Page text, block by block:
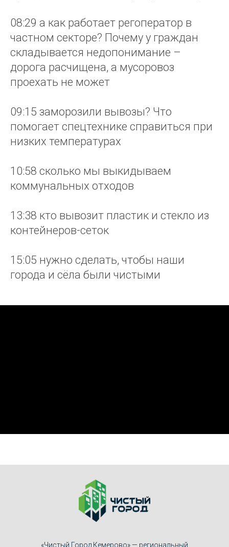
08:29 а как работает регоператор в
частном секторе? Почему у граждан
складывается недопонимание –
дорога расчищена, а мусоровоз
проехать не может
09:15 заморозили вывозы? Что
помогает спецтехнике справиться при
низких температурах
10:58 сколько мы выкидываем
коммунальных отходов
13:38 кто вывозит пластик и стекло из
контейнеров-сеток
15:05 нужно сделать, чтобы наши
города и сёла были чистыми
«Чистый Город Кемерово» — региональный